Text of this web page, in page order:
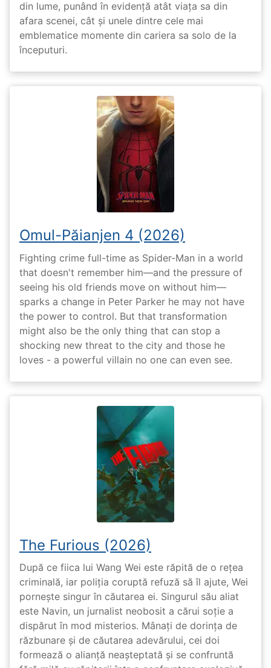
din lume, punând în evidență atât viața sa din
afara scenei, cât și unele dintre cele mai
emblematice momente din cariera sa solo de la
începuturi.
Omul-Păianjen 4 (2026)
Fighting crime full-time as Spider-Man in a world
that doesn't remember him—and the pressure of
seeing his old friends move on without him—
sparks a change in Peter Parker he may not have
the power to control. But that transformation
might also be the only thing that can stop a
shocking new threat to the city and those he
loves - a powerful villain no one can even see.
The Furious (2026)
După ce fiica lui Wang Wei este răpită de o rețea
criminală, iar poliția coruptă refuză să îl ajute, Wei
pornește singur în căutarea ei. Singurul său aliat
este Navin, un jurnalist neobosit a cărui soție a
dispărut în mod misterios. Mânați de dorința de
răzbunare și de căutarea adevărului, cei doi
formează o alianță neașteptată și se confruntă